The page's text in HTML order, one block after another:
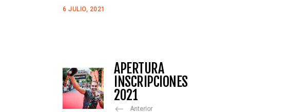
6 JULIO, 2021
APERTURA
INSCRIPCIONES
2021
Anterior